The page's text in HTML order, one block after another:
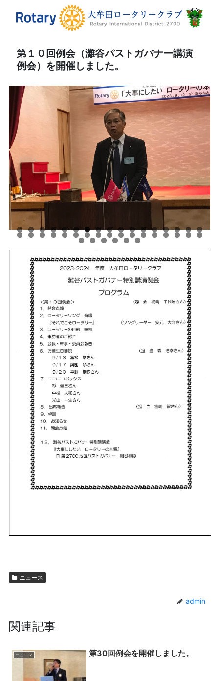
第１０回例会（灘谷パストガバナー講演
例会）を開催しました。
ニュース
admin
関連記事
ニュース 第30回例会を開催しました。